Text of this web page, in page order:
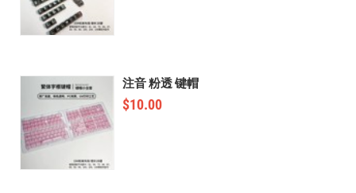
注音 粉透 键帽
$10.00